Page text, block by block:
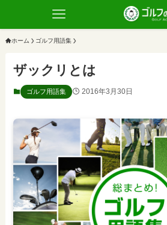
ホーム ゴルフ用語集
ザックリとは
ゴルフ用語集 2016年3月30日